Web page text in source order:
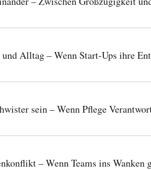
Alltag – Wenn Start-Ups ihre
sein – Wenn Pflege
– Wenn Teams ins Wanken